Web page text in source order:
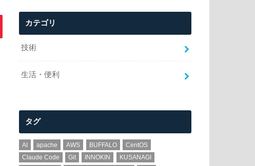
カテゴリ
技術
生活・便利
タグ
AI apache AWS BUFFALO
CentOS
Claude Code
Git INNOKIN
KUSANAGI